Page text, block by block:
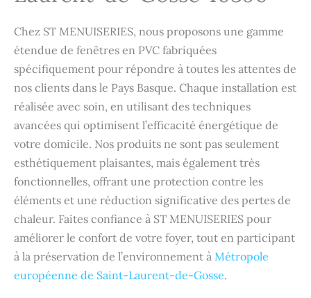
Chez ST MENUISERIES, nous proposons une gamme
étendue de fenêtres en PVC fabriquées
spécifiquement pour répondre à toutes les attentes de
nos clients dans le Pays Basque. Chaque installation est
réalisée avec soin, en utilisant des techniques
avancées qui optimisent l’efficacité énergétique de
votre domicile. Nos produits ne sont pas seulement
esthétiquement plaisantes, mais également très
fonctionnelles, offrant une protection contre les
éléments et une réduction significative des pertes de
chaleur. Faites confiance à ST MENUISERIES pour
améliorer le confort de votre foyer, tout en participant
à la préservation de l’environnement à Métropole
européenne de Saint-Laurent-de-Gosse.